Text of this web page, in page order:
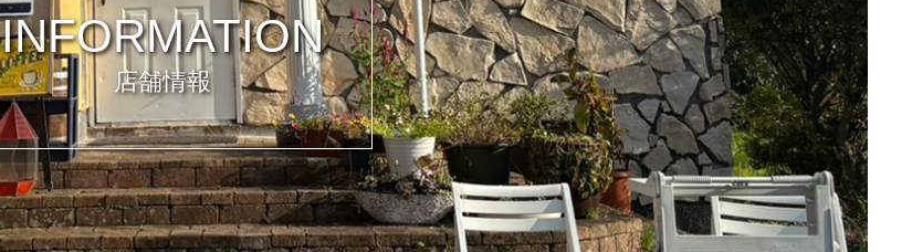
INFORMATION
店舗情報